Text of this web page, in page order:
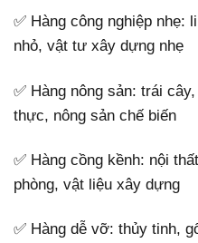
✅ Hàng công nghiệp nhẹ:
nhỏ, vật tư xây dựng nhẹ
✅ Hàng nông sản: trái
thực, nông sản chế biến
✅ Hàng cồng kềnh: nội
phòng, vật liệu xây dựng
✅ Hàng dễ vỡ: thủy tinh,